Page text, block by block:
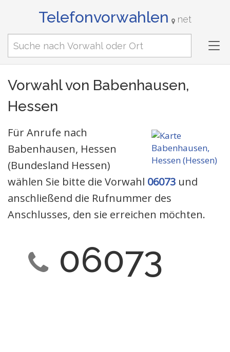
Telefonvorwahlen net
Vorwahl von Babenhausen,
Hessen
Für Anrufe nach
Babenhausen, Hessen
(Bundesland Hessen)
wählen Sie bitte die Vorwahl 06073 und
anschließend die Rufnummer des
Anschlusses, den sie erreichen möchten.
06073